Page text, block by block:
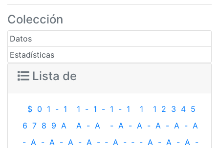
Colección
Datos
Estadísticas
Lista de
$ 0 1 - 1 1 - 1 - 1 - 1 1 1 2 3 4 5
6 7 8 9 A A - A - A - A - A - A - A
- A - A - A - A - ‐ A - ‐ - A - A - A -